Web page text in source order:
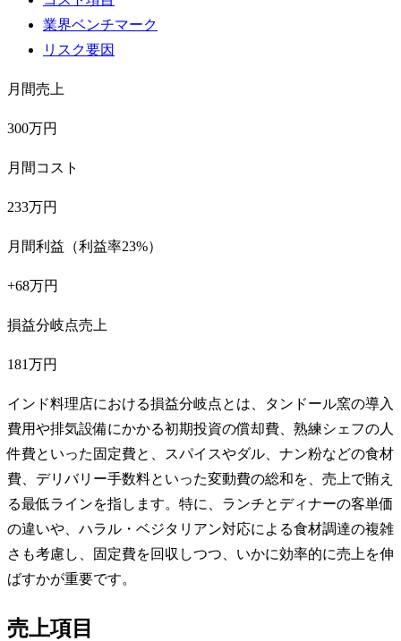
業界ベンチマーク
リスク要因
月間売上
300万円
月間コスト
233万円
月間利益（利益率23%）
+68万円
損益分岐点売上
181万円
インド料理店における損益分岐点とは、タンドール窯の導入
費用や排気設備にかかる初期投資の償却費、熟練シェフの人
件費といった固定費と、スパイスやダル、ナン粉などの食材
費、デリバリー手数料といった変動費の総和を、売上で賄え
る最低ラインを指します。特に、ランチとディナーの客単価
の違いや、ハラル・ベジタリアン対応による食材調達の複雑
さも考慮し、固定費を回収しつつ、いかに効率的に売上を伸
ばすかが重要です。
売上項目